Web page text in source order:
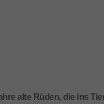
alte Rüden, die ins